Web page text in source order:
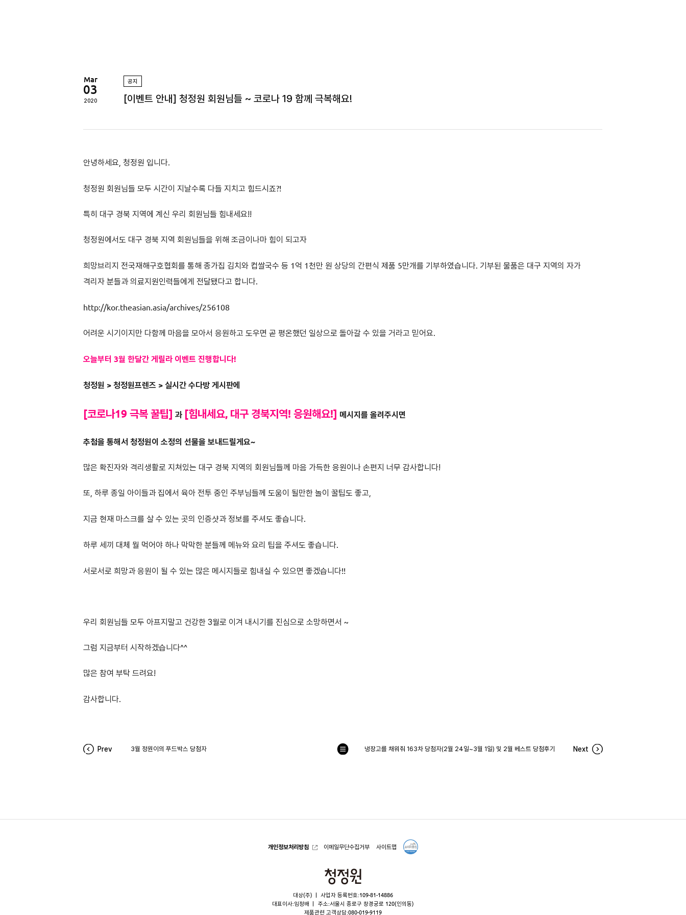
Mar
03
2020
공지
[이벤트 안내] 청정원 회원님들 ~ 코로나 19 함께 극복해요!
안녕하세요, 청정원 입니다.
청정원 회원님들 모두시간이 지날수록 다들 지치고 힘드시죠?!
특히 대구 경북 지역에 계신 우리 회원님들 힘내세요!!
청정원에서도 대구 경북 지역 회원님들을 위해 조금이나마 힘이 되고자
희망브리지 전국재해구호협회를 통해 종가집 김치와 컵쌀국수 등 1억 1천만 원 상당의 간편식 제품 5만개를 기부하였습니다. 기부된 물품은 대구 지역의 자가
격리자 분들과 의료지원인력들에게 전달됐다고 합니다.
http://kor.theasian.asia/archives/256108
어려운 시기이지만 다함께 마음을 모아서 응원하고 도우면 곧 평온했던 일상으로 돌아갈 수 있을 거라고 믿어요.
오늘부터 3월 한달간 게릴라 이벤트 진행합니다!
청정원 > 청정원프렌즈 > 실시간 수다방 게시판에
[코로나19 극복 꿀팁] 과 [힘내세요, 대구 경북지역! 응원해요!] 메시지를 올려주시면
추첨을 통해서 청정원이 소정의 선물을 보내드릴게요~
많은 확진자와 격리생활로 지쳐있는 대구 경북 지역의 회원님들께 마음 가득한 응원이나 손편지 너무 감사합니다!
또, 하루 종일 아이들과 집에서 육아 전투 중인 주부님들께 도움이 될만한 놀이 꿀팁도 좋고,
지금 현재 마스크를 살 수 있는 곳의 인증샷과 정보를 주셔도 좋습니다.
하루 세끼 대체 뭘 먹어야 하나 막막한 분들께 메뉴와 요리 팁을 주셔도 좋습니다.
서로서로 희망과 응원이 될 수 있는 많은 메시지들로 힘내실 수 있으면 좋겠습니다!!
우리 회원님들 모두 아프지말고 건강한 3월로 이겨 내시기를 진심으로 소망하면서 ~
그럼 지금부터 시작하겠습니다^^
많은 참여 부탁 드려요!
감사합니다.
Prev 3월 정원이의 푸드박스 당첨자 냉장고를 채워줘 163차 당첨자(2월 24일~3월 1일) 및 2월 베스트 당첨후기 Next
목
개인정보처리방침 이메일무단수집거부 사이트맵
청
원
대상(주)
사업자 등록번호:109-81-14886
대표이사:임정배
주소:서울시 종로구 창경궁로 120(인의동)
제품관련 고객상담:080-019-9119